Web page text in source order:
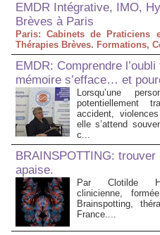
EMDR Intégrative, IMO,
Brèves à Paris
Paris: Cabinets de Praticiens
Thérapies Brèves. Formations,
EMDR: Comprendre
mémoire s’efface… et
Lorsqu’une
potentiellement
accident,
elle s’attend
c...
BRAINSPOTTING:
apaise.
Par Clotilde
clinicienne,
Brainspotting,
France....